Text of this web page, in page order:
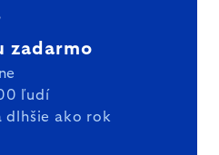
zadarmo
ľudí
dlhšie ako rok